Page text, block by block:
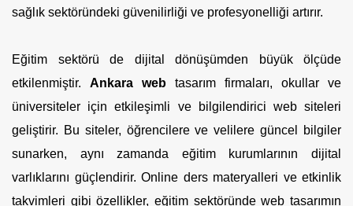
sağlık sektöründeki güvenilirliği ve profesyonelliği artırır.
Eğitim sektörü de dijital dönüşümden büyük ölçüde
etkilenmiştir. Ankara web tasarım firmaları, okullar ve
üniversiteler için etkileşimli ve bilgilendirici web siteleri
geliştirir. Bu siteler, öğrencilere ve velilere güncel bilgiler
sunarken, aynı zamanda eğitim kurumlarının dijital
varlıklarını güçlendirir. Online ders materyalleri ve etkinlik
takvimleri gibi özellikler, eğitim sektöründe web tasarımın